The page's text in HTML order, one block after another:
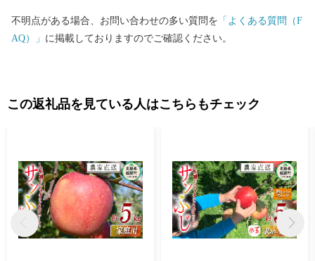
不明点がある場合、お問い合わせの多い質問を 「よくある質問（F
AQ）」 に掲載しておりますのでご確認ください。
この返礼品を見ている人はこちらもチェック